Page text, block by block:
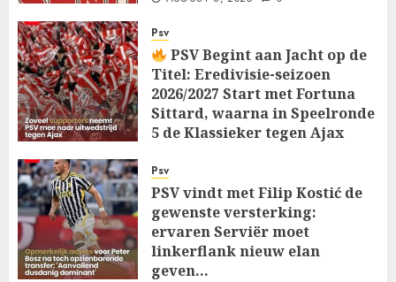
Psv
PSV Begint aan Jacht op de
Titel: Eredivisie-seizoen
2026/2027 Start met Fortuna
Sittard, waarna in Speelronde
5 de Klassieker tegen Ajax
AUGUST 8, 2026
Psv
PSV vindt met Filip Kostić de
gewenste versterking:
ervaren Serviër moet
linkerflank nieuw elan
geven…